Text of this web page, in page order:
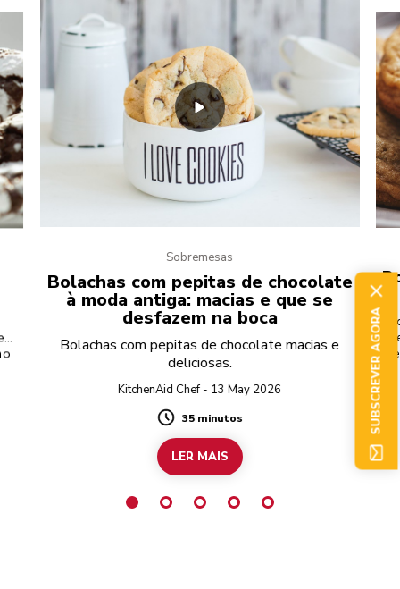
Sobremesas
Bolachas com pepitas de chocolate
à moda antiga: macias e que se
desfazem na boca
Bolachas com pepitas de chocolate macias e
deliciosas.
KitchenAid Chef - 13 May 2026
Duration
35 minutos
LER MAIS
SUBSCREVER AGORA